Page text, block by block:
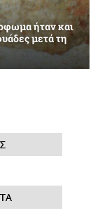
ήταν και
μετά τη